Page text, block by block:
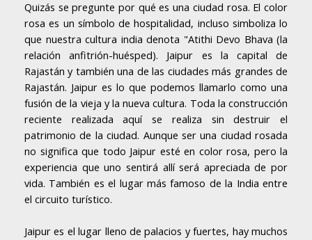
Quizás se pregunte por qué es una ciudad rosa. El color
rosa es un símbolo de hospitalidad, incluso simboliza lo
que nuestra cultura india denota "Atithi Devo Bhava (la
relación anfitrión-huésped). Jaipur es la capital de
Rajastán y también una de las ciudades más grandes de
Rajastán. Jaipur es lo que podemos llamarlo como una
fusión de la vieja y la nueva cultura. Toda la construcción
reciente realizada aquí se realiza sin destruir el
patrimonio de la ciudad. Aunque ser una ciudad rosada
no significa que todo Jaipur esté en color rosa, pero la
experiencia que uno sentirá allí será apreciada de por
vida. También es el lugar más famoso de la India entre
el circuito turístico.
Jaipur es el lugar lleno de palacios y fuertes, hay muchos